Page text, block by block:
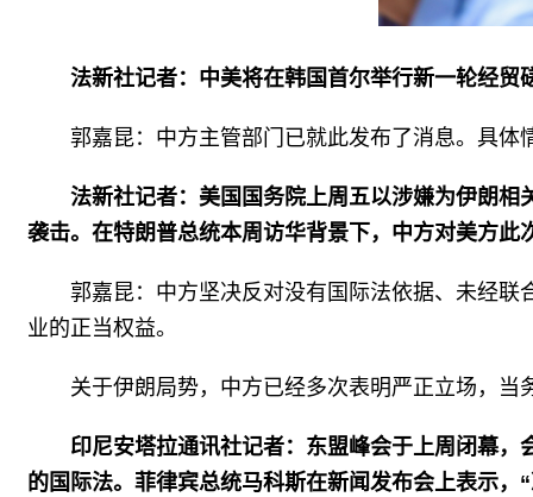
法新社记者：中美将在韩国首尔举行新一轮经
郭嘉昆：中方主管部门已就此发布了消息。具体
法新社记者：美国国务院上周五以涉嫌为伊朗
袭击。在特朗普总统本周访华背景下，中方对美方此
郭嘉昆：中方坚决反对没有国际法依据、未经
业的正当权益。
关于伊朗局势，中方已经多次表明严正立场，
印尼安塔拉通讯社记者：东盟峰会于上周闭幕
的国际法。菲律宾总统马科斯在新闻发布会上表示